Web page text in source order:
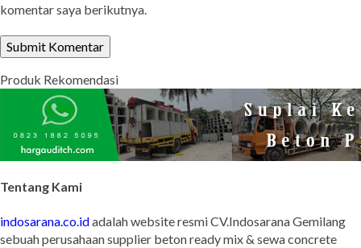
komentar saya berikutnya.
Produk Rekomendasi
Tentang Kami
indosarana.co.idadalah website resmi CV.Indosarana Gemilang
sebuah perusahaan supplier beton ready mix & sewa concrete